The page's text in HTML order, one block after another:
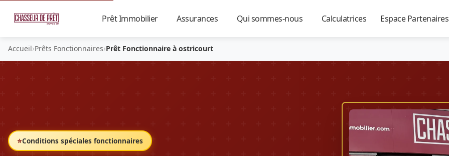
Prêt Immobilier Assurances Qui sommes-nous Calculatrices Espace Partenaires
Accueil›Prêts Fonctionnaires›Prêt Fonctionnaire à ostricourt
⭐Conditions spéciales fonctionnaires